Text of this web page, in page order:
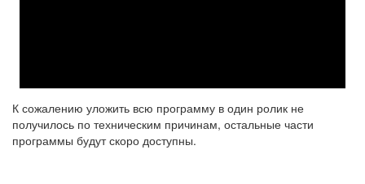
К сожалению уложить всю программу в один ролик не
получилось по техническим причинам, остальные части
программы будут скоро доступны.